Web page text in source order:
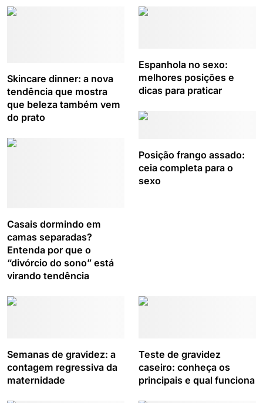
Skincare dinner: a nova
tendência que mostra
que beleza também vem
do prato
Casais dormindo em
camas separadas?
Entenda por que o
“divórcio do sono” está
virando tendência
Espanhola no sexo:
melhores posições e
dicas para praticar
Posição frango assado:
ceia completa para o
sexo
Semanas de gravidez: a
contagem regressiva da
maternidade
Teste de gravidez
caseiro: conheça os
principais e qual funciona